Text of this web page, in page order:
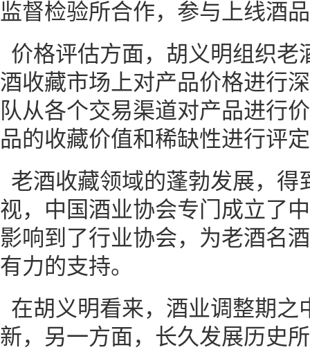
监督检验所合作，参与上线酒
价格评估方面，胡义明组织老
酒收藏市场上对产品价格进行
队从各个交易渠道对产品进行
品的收藏价值和稀缺性进行评
老酒收藏领域的蓬勃发展，得
视，中国酒业协会专门成立了
影响到了行业协会，为老酒名
有力的支持。
在胡义明看来，酒业调整期之
新，另一方面，长久发展历史